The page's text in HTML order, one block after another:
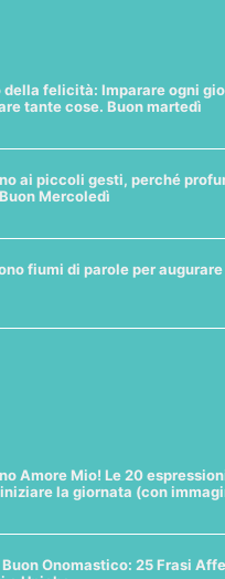
della felicità: Imparare ogni
tante cose. Buon martedì
ai piccoli gesti, perché
Mercoledì
fiumi di parole per
Amore Mio! Le 20
la giornata (con
Onomastico: 25 Frasi